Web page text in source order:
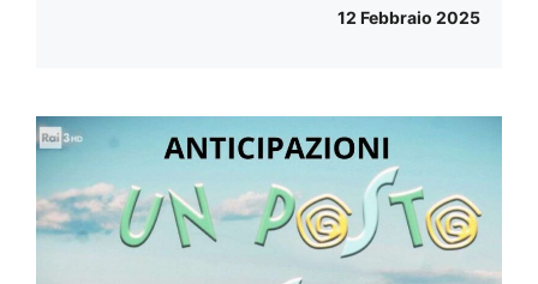
12 Febbraio 2025